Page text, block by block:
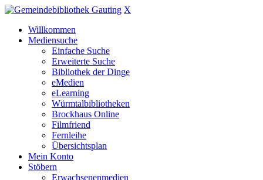
X
Willkommen
Mediensuche
Einfache Suche
Erweiterte Suche
Bibliothek der Dinge
eMedien
eLearning
Würmtalbibliotheken
Brockhaus Online
Filmfriend
Fernleihe
Übersichtsplan
Mein Konto
Stöbern
Erwachsenenmedien